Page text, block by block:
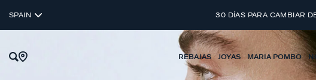
SPAIN 30 DÍAS PARA CAMBIAR
REBAJAS JOYAS MARIA POMBO